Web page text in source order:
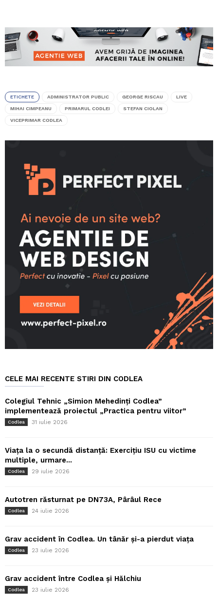
ETICHETE ADMINISTRATOR PUBLIC GEORGE RISCAU LIVE
MIHAI CIMPEANU PRIMARUL CODLEI STEFAN CIOLAN
VICEPRIMAR CODLEA
CELE MAI RECENTE STIRI DIN CODLEA
Colegiul Tehnic „Simion Mehedinți Codlea”
implementează proiectul „Practica pentru viitor”
Codlea 31 iulie 2026
Viața la o secundă distanță: Exercițiu ISU cu victime
multiple, urmare...
Codlea 29 iulie 2026
Autotren răsturnat pe DN73A, Pârâul Rece
Codlea 24 iulie 2026
Grav accident în Codlea. Un tânăr și-a pierdut viața
Codlea 23 iulie 2026
Grav accident între Codlea și Hălchiu
Codlea 23 iulie 2026